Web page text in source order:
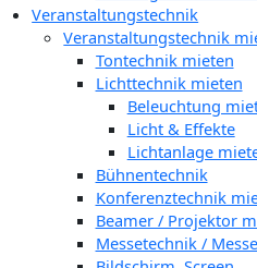
Veranstaltungstechnik
Veranstaltungstechnik
Tontechnik mieten
Lichttechnik mieten
Beleuchtung
Licht & Effekte
Lichtanlage
Bühnentechnik
Konferenztechnik
Beamer / Projektor
Messetechnik /